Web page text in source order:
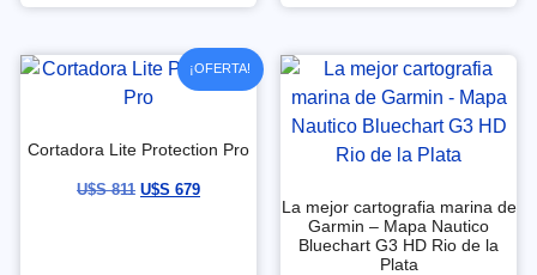
¡OFERTA!
Cortadora Lite Protection Pro
U$S811 U$S 679
La mejor cartografia marina de
Garmin – Mapa Nautico
Bluechart G3 HD Rio de la
Plata